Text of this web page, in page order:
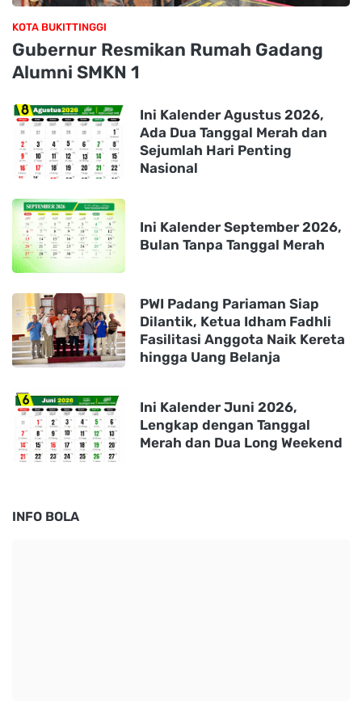
KOTA BUKITTINGGI
Gubernur Resmikan Rumah Gadang
Alumni SMKN 1
Ini Kalender Agustus 2026,
Ada Dua Tanggal Merah dan
Sejumlah Hari Penting
Nasional
Ini Kalender September 2026,
Bulan Tanpa Tanggal Merah
PWI Padang Pariaman Siap
Dilantik, Ketua Idham Fadhli
Fasilitasi Anggota Naik Kereta
hingga Uang Belanja
Ini Kalender Juni 2026,
Lengkap dengan Tanggal
Merah dan Dua Long Weekend
INFO BOLA